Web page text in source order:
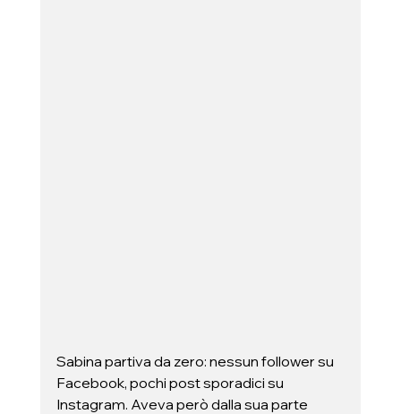
Sabina partiva da zero: nessun follower su
Facebook, pochi post sporadici su
Instagram. Aveva però dalla sua parte